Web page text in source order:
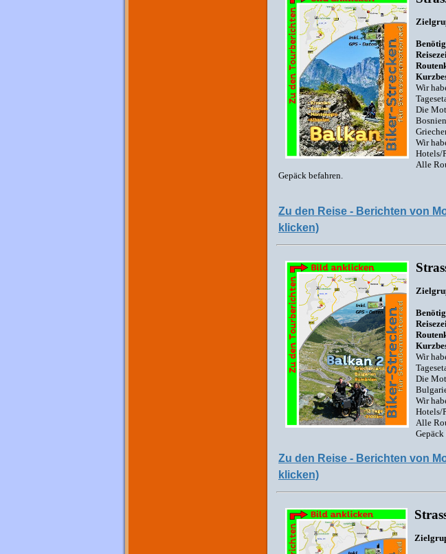
Wir
Die
Wir
Hotels/
Alle
Gepäck befahren.
Zu den Reise - Berichten von
klicken)
Wir
Die
Wir
Hotels/
Alle
Gepäck
Zu den Reise - Berichten von
klicken)